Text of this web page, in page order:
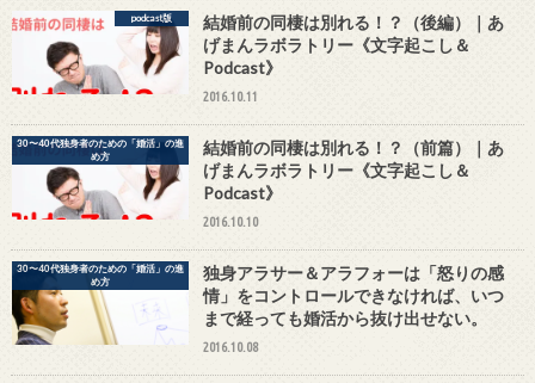
podcast版
結婚前の同棲は別れる！？（後編）｜あ
げまんラボラトリー《文字起こし＆
Podcast》
2016.10.11
30〜40代独身者のための「婚活」の進
め方
結婚前の同棲は別れる！？（前篇）｜あ
げまんラボラトリー《文字起こし＆
Podcast》
2016.10.10
30〜40代独身者のための「婚活」の進
め方
独身アラサー＆アラフォーは「怒りの感
情」をコントロールできなければ、いつ
まで経っても婚活から抜け出せない。
2016.10.08